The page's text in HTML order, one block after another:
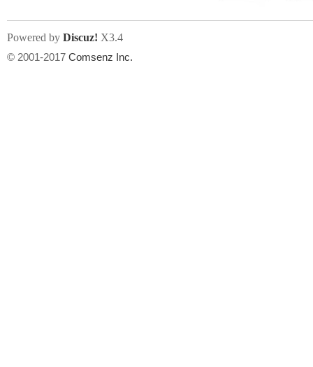
Powered by Discuz! X3.4
© 2001-2017 Comsenz Inc.